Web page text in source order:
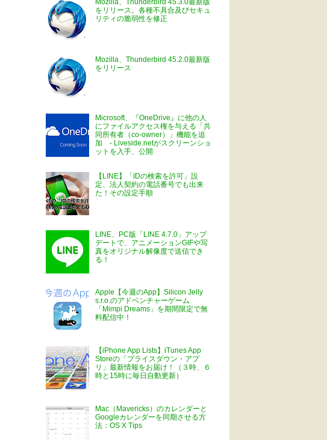
をリリース。各種不具合及びセキュ
リティの脆弱性を修正
Mozilla、Thunderbird 45.2.0最新版
をリリース
Microsoft、『OneDrive』に他の人
にファイルアクセス権を与える「共
同所有者（co-owner）」機能を追
加 - Liveside.netがスクリーンショ
ットを入手、公開
【LINE】「IDの検索を許可」設
定、法人契約の電話番号でも出来
た！その設定手順
LINE、PC版「LINE 4.7.0」アップ
デートで、アニメーションGIFや写
真をオリジナル解像度で送信でき
る！
Apple【今週のApp】Silicon Jelly
s.r.o.のアドベンチャーゲーム
「Mimpi Dreams」を期間限定で無
料配信中！
【iPhone App Lists】iTunes App
Storeの「プライスダウン・アプ
リ」最新情報をお届け！（３時、６
時と15時に毎日自動更新）
Mac（Mavericks）のカレンダーと
Googleカレンダーを同期させる方
法：OS X Tips